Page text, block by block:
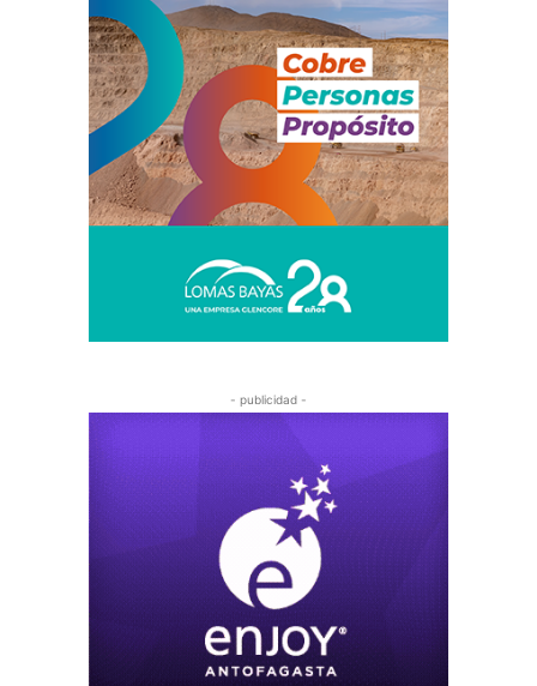
- publicidad -